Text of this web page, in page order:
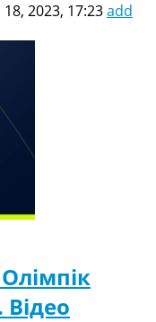
2023, 17:23add
Відео